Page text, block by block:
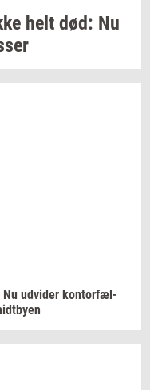
helt død: Nu
Nu ud­vi­der kon­tor­fæl­